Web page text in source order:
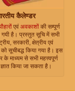
कैलेण्डर
एवं अवकाशों की सम्पूर्ण
गयी है। प्रस्तुत सूचि में सभी
सरकारी, क्षेत्रीय एवं
को सूचीबद्ध किया गया है। इस
के माध्यम से सभी महत्त्वपूर्ण
किया जा सकता है।